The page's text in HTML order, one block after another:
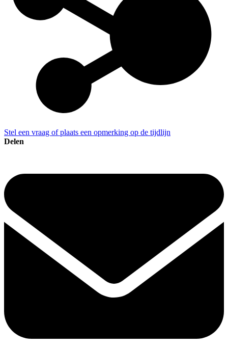
Stel een vraag of plaats een opmerking op de tijdlijn
Delen